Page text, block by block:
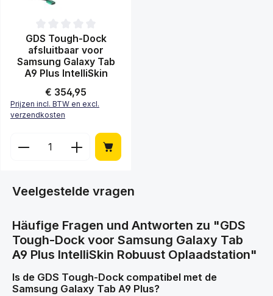
Gemiddelde waardering van 0 van 5 sterren
GDS Tough-Dock
afsluitbaar voor
Samsung Galaxy Tab
A9 Plus IntelliSkin
Normale prijs:
€ 354,95
Prijzen incl. BTW en excl.
verzendkosten
Producthoeveelheid: Voer de gewenste
Veelgestelde vragen
Häufige Fragen und Antworten zu "GDS
Tough-Dock voor Samsung Galaxy Tab
A9 Plus IntelliSkin Robuust Oplaadstation"
Is de GDS Tough-Dock compatibel met de
Samsung Galaxy Tab A9 Plus?